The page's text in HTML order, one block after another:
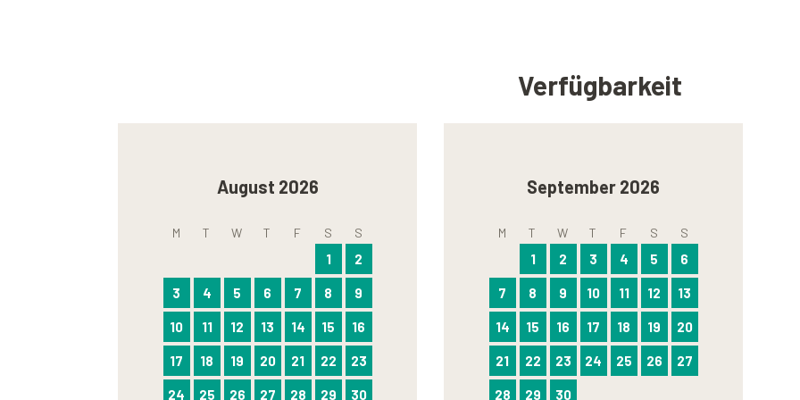
Verfügbarkeit
August 2026
M T W T F S S
1 2
3 4 5 6 7 8 9
10 11 12 13 14 15 16
17 18 19 20 21 22 23
24 25 26 27 28 29 30
September 2026
M T W T F S S
1 2 3 4 5 6
7 8 9 10 11 12 13
14 15 16 17 18 19 20
21 22 23 24 25 26 27
28 29 30